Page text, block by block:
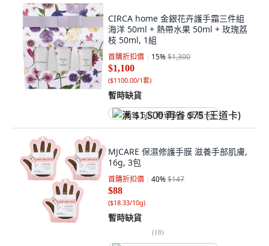
CIRCA home 金銀花卉護手霜三件組
海洋 50ml + 熱帶水果 50ml + 玫瑰荔
枝 50ml, 1組
首購折扣價 15%$1,300
$1,100
($1100.00/1套)
暫時缺貨
满 $1,500 再省 $75 (王道卡)
MJCARE 保濕修護手膜 滋養手部肌膚,
16g, 3包
首購折扣價 40%$147
$88
($18.33/10g)
暫時缺貨
(18)